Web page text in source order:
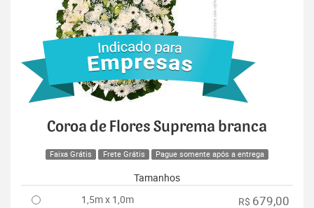
Coroa de Flores Suprema branca
Faixa Grátis Frete Grátis Pague somente após a entrega
Tamanhos
1,5m x 1,0m
R$ 679,00